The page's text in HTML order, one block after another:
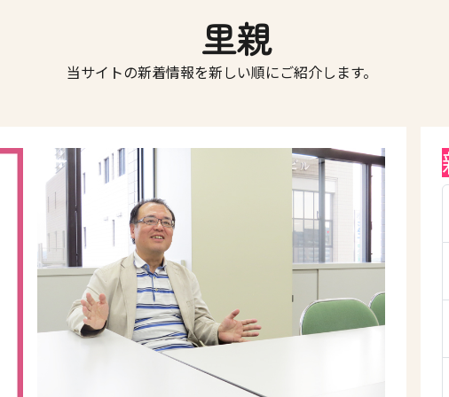
里親
当サイトの新着情報を新しい順にご紹介します。